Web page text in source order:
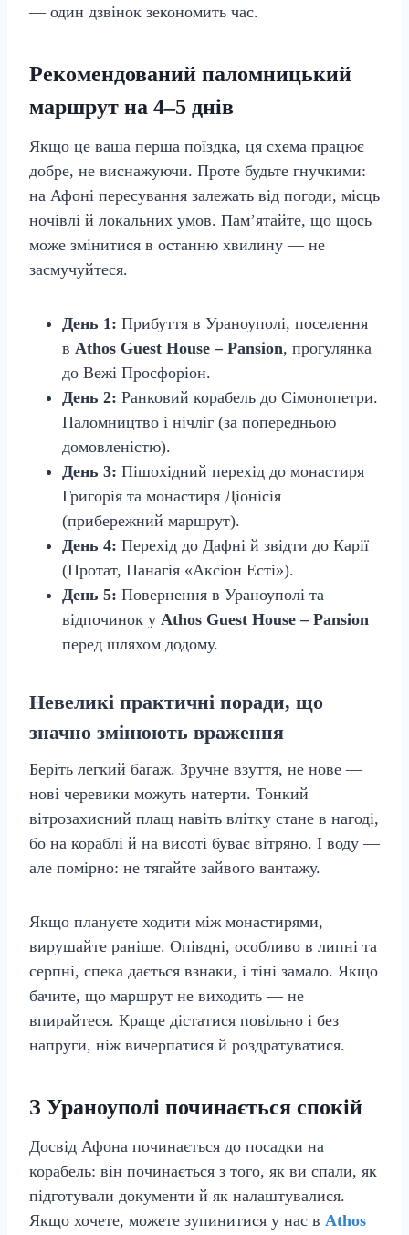
— один дзвінок зекономить час.
Рекомендований паломницький
маршрут на 4–5 днів
Якщо це ваша перша поїздка, ця схема працює
добре, не виснажуючи. Проте будьте гнучкими:
на Афоні пересування залежать від погоди, місць
ночівлі й локальних умов. Пам’ятайте, що щось
може змінитися в останню хвилину — не
засмучуйтеся.
День 1: Прибуття в Ураноуполі, поселення
в Athos Guest House – Pansion, прогулянка
до Вежі Просфоріон.
День 2: Ранковий корабель до Сімонопетри.
Паломництво і нічліг (за попередньою
домовленістю).
День 3: Пішохідний перехід до монастиря
Григорія та монастиря Діонісія
(прибережний маршрут).
День 4: Перехід до Дафні й звідти до Карії
(Протат, Панагія «Аксіон Есті»).
День 5: Повернення в Ураноуполі та
відпочинок у Athos Guest House – Pansion
перед шляхом додому.
Невеликі практичні поради, що
значно змінюють враження
Беріть легкий багаж. Зручне взуття, не нове —
нові черевики можуть натерти. Тонкий
вітрозахисний плащ навіть влітку стане в нагоді,
бо на кораблі й на висоті буває вітряно. І воду —
але помірно: не тягайте зайвого вантажу.
Якщо плануєте ходити між монастирями,
вирушайте раніше. Опівдні, особливо в липні та
серпні, спека дається взнаки, і тіні замало. Якщо
бачите, що маршрут не виходить — не
впирайтеся. Краще дістатися повільно і без
напруги, ніж вичерпатися й роздратуватися.
З Ураноуполі починається спокій
Досвід Афона починається до посадки на
корабель: він починається з того, як ви спали, як
підготували документи й як налаштувалися.
Якщо хочете, можете зупинитися у нас в Athos